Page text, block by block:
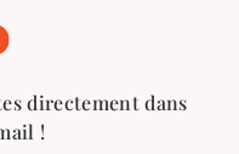
directement dans
!